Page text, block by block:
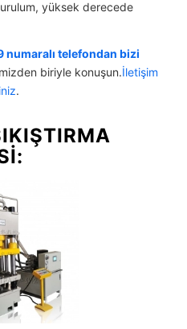
yüksek derecede
telefondan bizi
biriyle konuşun.İletişim
.